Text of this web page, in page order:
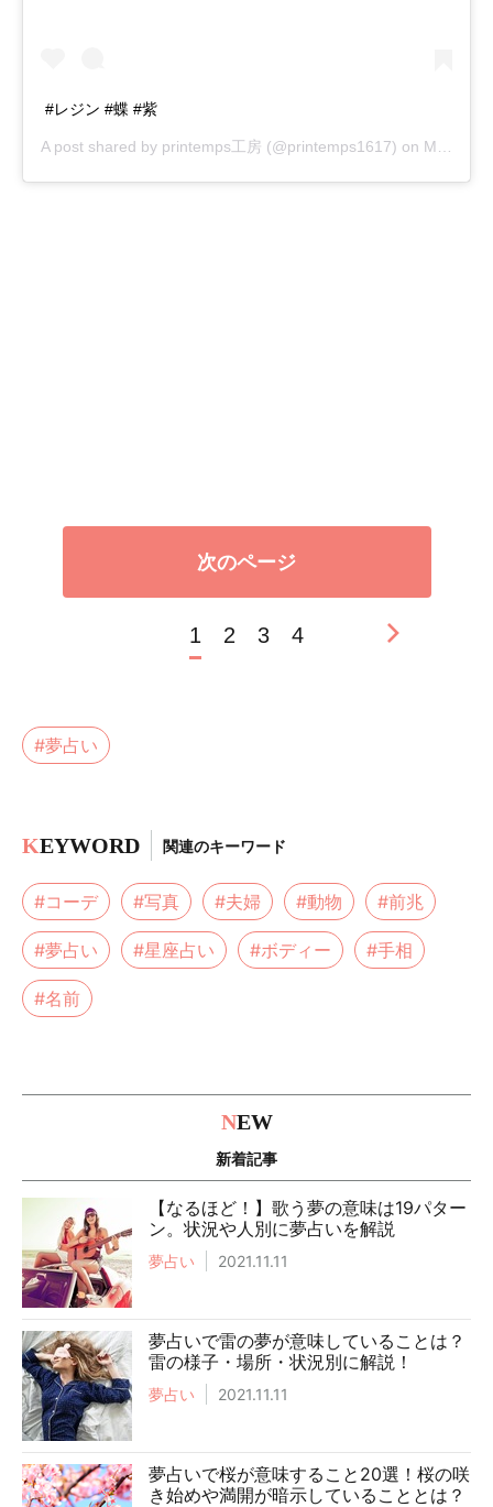
#レジン #蝶 #紫
A post shared by printemps工房 (@printemps1617) on May 23, 2018 at 2:07am PDT
次のページ
1 2 3 4
#夢占い
KEYWORD 関連のキーワード
#コーデ #写真 #夫婦 #動物 #前兆
#夢占い #星座占い #ボディー #手相
#名前
NEW
新着記事
【なるほど！】歌う夢の意味は19パター
ン。状況や人別に夢占いを解説
夢占い 2021.11.11
夢占いで雷の夢が意味していることは？
雷の様子・場所・状況別に解説！
夢占い 2021.11.11
夢占いで桜が意味すること20選！桜の咲
き始めや満開が暗示していることとは？